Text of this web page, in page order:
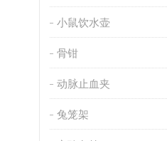
小鼠饮水壶
骨钳
动脉止血夹
兔笼架